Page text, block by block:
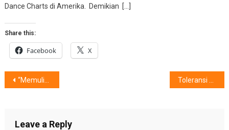
Dance Charts di Amerika. Demikian […]
Share this:
Facebook X
Post
“Memulihkan Ekosistem Bumi” : Bangkitkan Kepedulian Generasi Muda Toleransi Di Kalangan Milenial Terwujud, Hanya Bila …………………
Leave a Reply